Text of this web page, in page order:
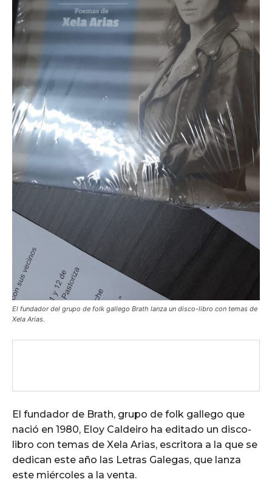
El fundador del grupo de folk gallego Brath lanza un disco-libro con temas de
Xela Arias.
El fundador de Brath, grupo de folk gallego que
nació en 1980, Eloy Caldeiro ha editado un disco-
libro con temas de Xela Arias, escritora a la que se
dedican este año las Letras Galegas, que lanza
este miércoles a la venta.